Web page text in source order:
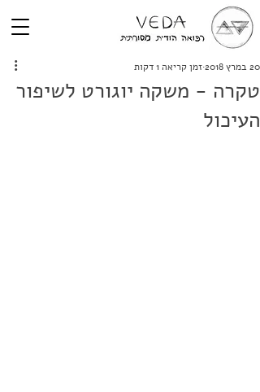
טקרה - משקה יוגורט לשיפור
העיכול
20 במרץ 2018 זמן קריאה 1 דקות